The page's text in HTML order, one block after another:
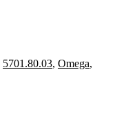
5701.80.03, Omega,